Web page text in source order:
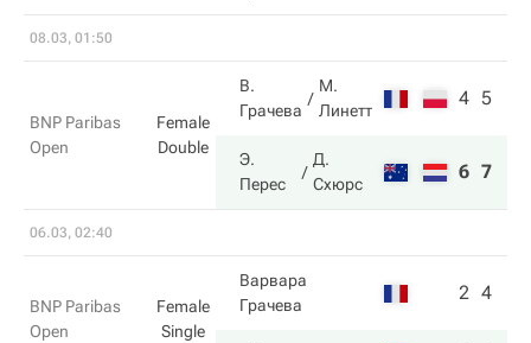
08.03, 01:50
BNP Paribas
Open
Female
Double
В.
Грачева
М.
Линетт
4 5
Э.
Перес
Д.
Схюрс
6 7
06.03, 02:40
BNP Paribas
Open
Female
Single
Варвара
Грачева
2 4